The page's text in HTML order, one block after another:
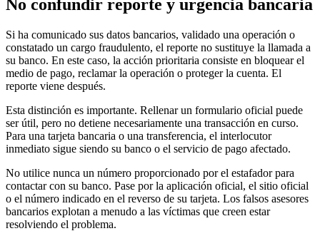
No confundir reporte y urgencia bancaria
Si ha comunicado sus datos bancarios, validado una operación o
constatado un cargo fraudulento, el reporte no sustituye la llamada a
su banco. En este caso, la acción prioritaria consiste en bloquear el
medio de pago, reclamar la operación o proteger la cuenta. El
reporte viene después.
Esta distinción es importante. Rellenar un formulario oficial puede
ser útil, pero no detiene necesariamente una transacción en curso.
Para una tarjeta bancaria o una transferencia, el interlocutor
inmediato sigue siendo su banco o el servicio de pago afectado.
No utilice nunca un número proporcionado por el estafador para
contactar con su banco. Pase por la aplicación oficial, el sitio oficial
o el número indicado en el reverso de su tarjeta. Los falsos asesores
bancarios explotan a menudo a las víctimas que creen estar
resolviendo el problema.